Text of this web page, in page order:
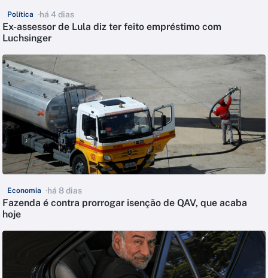
Política há 4 dias
Ex-assessor de Lula diz ter feito empréstimo com
Luchsinger
Economia há 8 dias
Fazenda é contra prorrogar isenção de QAV, que acaba
hoje